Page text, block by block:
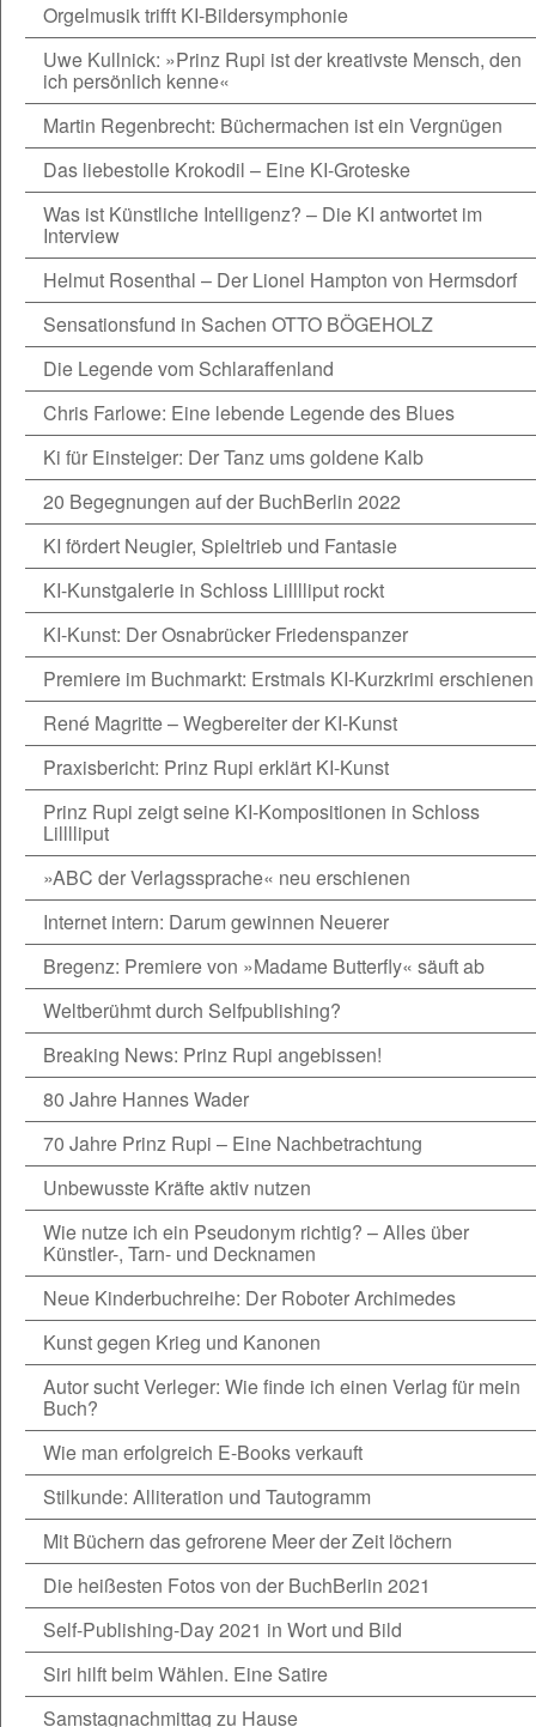
Orgelmusik trifft KI-Bildersymphonie
Uwe Kullnick: »Prinz Rupi ist der kreativste Mensch, den
ich persönlich kenne«
Martin Regenbrecht: Büchermachen ist ein Vergnügen
Das liebestolle Krokodil – Eine KI-Groteske
Was ist Künstliche Intelligenz? – Die KI antwortet im
Interview
Helmut Rosenthal – Der Lionel Hampton von Hermsdorf
Sensationsfund in Sachen OTTO BÖGEHOLZ
Die Legende vom Schlaraffenland
Chris Farlowe: Eine lebende Legende des Blues
Ki für Einsteiger: Der Tanz ums goldene Kalb
20 Begegnungen auf der BuchBerlin 2022
KI fördert Neugier, Spieltrieb und Fantasie
KI-Kunstgalerie in Schloss Lilllliput rockt
KI-Kunst: Der Osnabrücker Friedenspanzer
Premiere im Buchmarkt: Erstmals KI-Kurzkrimi erschienen
René Magritte – Wegbereiter der KI-Kunst
Praxisbericht: Prinz Rupi erklärt KI-Kunst
Prinz Rupi zeigt seine KI-Kompositionen in Schloss
Lilllliput
»ABC der Verlagssprache« neu erschienen
Internet intern: Darum gewinnen Neuerer
Bregenz: Premiere von »Madame Butterfly« säuft ab
Weltberühmt durch Selfpublishing?
Breaking News: Prinz Rupi angebissen!
80 Jahre Hannes Wader
70 Jahre Prinz Rupi – Eine Nachbetrachtung
Unbewusste Kräfte aktiv nutzen
Wie nutze ich ein Pseudonym richtig? – Alles über
Künstler-, Tarn- und Decknamen
Neue Kinderbuchreihe: Der Roboter Archimedes
Kunst gegen Krieg und Kanonen
Autor sucht Verleger: Wie finde ich einen Verlag für mein
Buch?
Wie man erfolgreich E-Books verkauft
Stilkunde: Alliteration und Tautogramm
Mit Büchern das gefrorene Meer der Zeit löchern
Die heißesten Fotos von der BuchBerlin 2021
Self-Publishing-Day 2021 in Wort und Bild
Siri hilft beim Wählen. Eine Satire
Samstagnachmittag zu Hause